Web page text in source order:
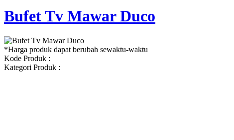
Bufet Tv Mawar Duco
*Harga produk dapat berubah sewaktu-waktu
Kode Produk :
Kategori Produk :